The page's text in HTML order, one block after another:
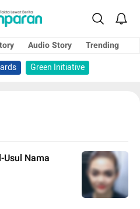
Audio Story
Trending
Green Initiative
Usul Nama